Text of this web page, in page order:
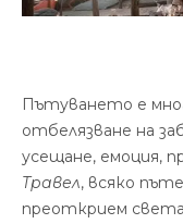
Пътуването е
отбелязване на
усещане, емоция,
Травел, всяко
преоткрием света